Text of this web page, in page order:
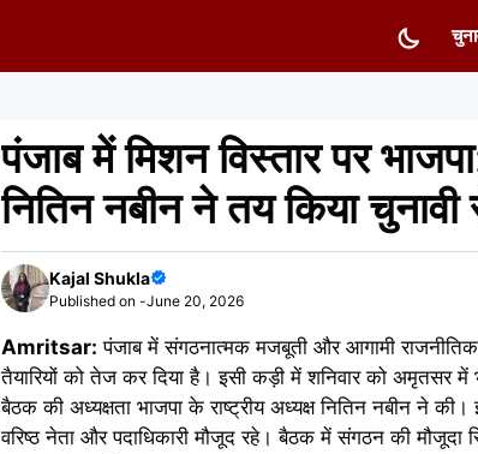
पंजाब में मिशन विस्तार पर
नितिन नबीन ने तय किया चुनावी
Kajal Shukla
Published on -June 20, 2026
Amritsar: पंजाब में संगठनात्मक मजबूती और आगामी राजनीतिक
तैयारियों को तेज कर दिया है। इसी कड़ी में शनिवार को अमृतसर
बैठक की अध्यक्षता भाजपा के राष्ट्रीय अध्यक्ष नितिन नबीन ने
वरिष्ठ नेता और पदाधिकारी मौजूद रहे। बैठक में संगठन की मौजूदा